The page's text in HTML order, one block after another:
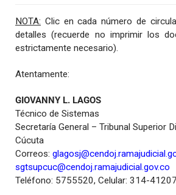
NOTA: Clic en cada número de
detalles (recuerde no imprimir los
estrictamente necesario).
Atentamente:
GIOVANNY L. LAGOS
Técnico de Sistemas
Secretaría General – Tribunal Superior
Cúcuta
Correos:
sgtsupcuc@cendoj.ramajudicial.gov.co
Teléfono: 5755520, Celular: 314-